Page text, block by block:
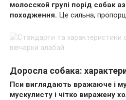
молосской групі порід собак
походження. Це сильна,
Доросла собака:
Пси виглядають вражаюче і
мускулисту і чітко виражену